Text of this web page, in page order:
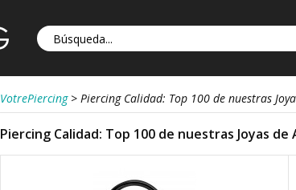
VotrePiercing > Piercing Calidad: Top 100 de nuestras
Piercing Calidad: Top 100 de nuestras Joyas de